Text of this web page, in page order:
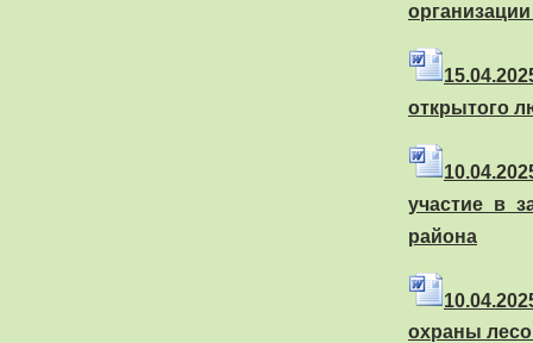
открытого
участие в
района
охраны